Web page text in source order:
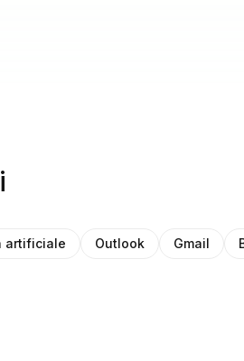
artificiale Outlook Gmail